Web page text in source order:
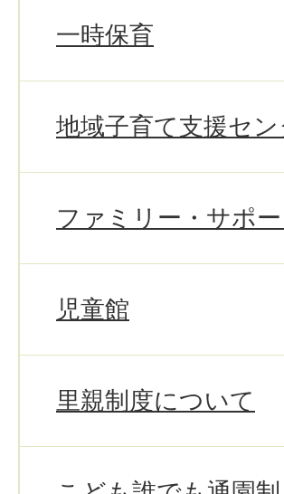
一時保育
地域子育て支援セン
ファミリー・サポ
児童館
里親制度について